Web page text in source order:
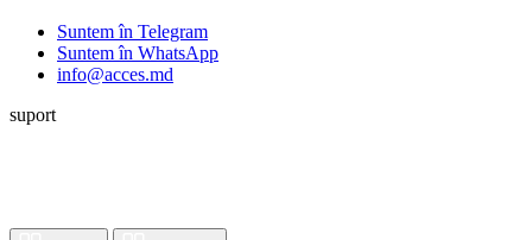
Suntem în Telegram
Suntem în WhatsApp
info@acces.md
suport